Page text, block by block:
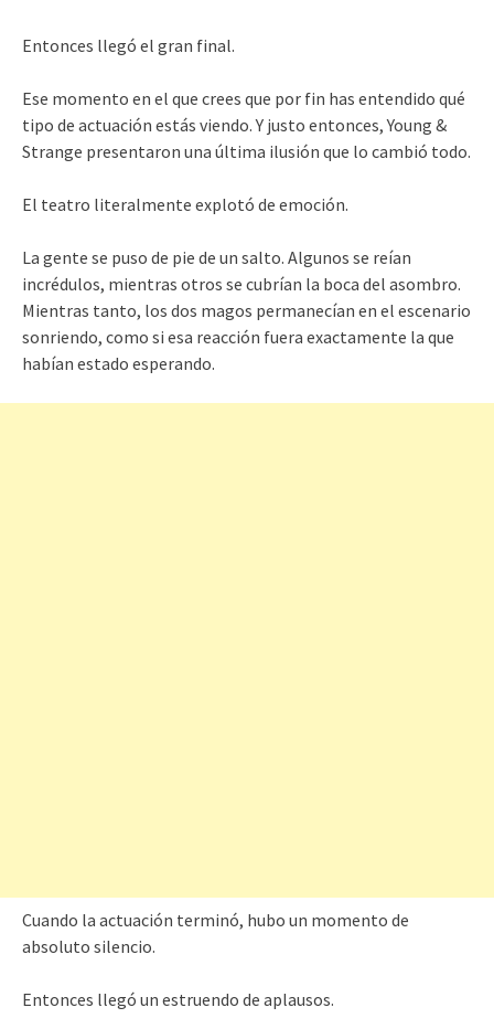
Entonces llegó el gran final.
Ese momento en el que crees que por fin has entendido qué
tipo de actuación estás viendo. Y justo entonces, Young &
Strange presentaron una última ilusión que lo cambió todo.
El teatro literalmente explotó de emoción.
La gente se puso de pie de un salto. Algunos se reían
incrédulos, mientras otros se cubrían la boca del asombro.
Mientras tanto, los dos magos permanecían en el escenario
sonriendo, como si esa reacción fuera exactamente la que
habían estado esperando.
Cuando la actuación terminó, hubo un momento de
absoluto silencio.
Entonces llegó un estruendo de aplausos.